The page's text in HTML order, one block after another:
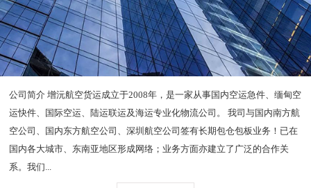
公司简介 增沅航空货运成立于2008年，是一家从事国内空运急件、缅甸空
运快件、国际空运、陆运联运及海运专业化物流公司。 我司与国内南方航
空公司、国内东方航空公司、深圳航空公司签有长期包仓包板业务！已在
国内各大城市、东南亚地区形成网络；业务方面亦建立了广泛的合作关
系。我们...